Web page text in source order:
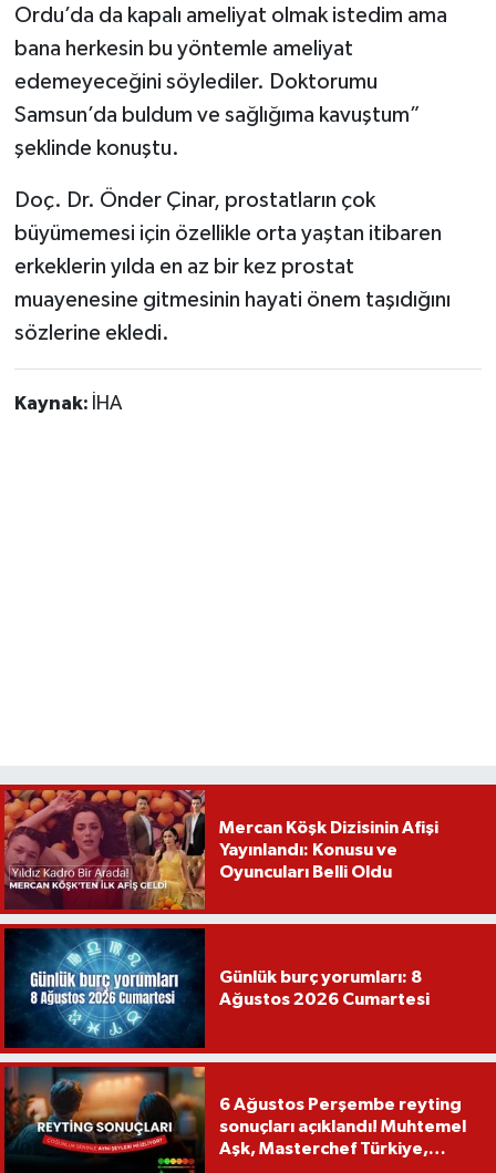
Ordu’da da kapalı ameliyat olmak istedim ama
bana herkesin bu yöntemle ameliyat
edemeyeceğini söylediler. Doktorumu
Samsun’da buldum ve sağlığıma kavuştum”
şeklinde konuştu.
Doç. Dr. Önder Çinar, prostatların çok
büyümemesi için özellikle orta yaştan itibaren
erkeklerin yılda en az bir kez prostat
muayenesine gitmesinin hayati önem taşıdığını
sözlerine ekledi.
Kaynak: İHA
Mercan Köşk Dizisinin Afişi
Yayınlandı: Konusu ve
Oyuncuları Belli Oldu
Günlük burç yorumları: 8
Ağustos 2026 Cumartesi
6 Ağustos Perşembe reyting
sonuçları açıklandı! Muhtemel
Aşk, Masterchef Türkiye,